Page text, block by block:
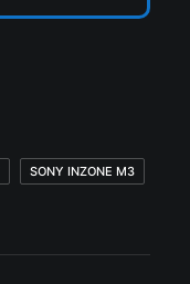
SONY INZONE M3